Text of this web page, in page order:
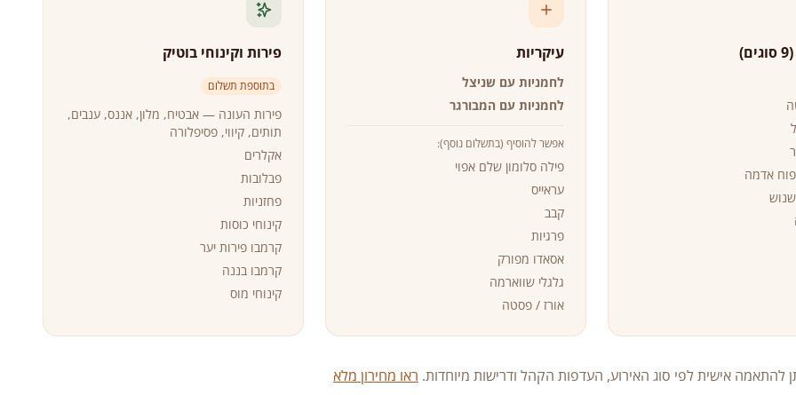
אדמה
עיקריות
לחמניות עם שניצל
לחמניות עם המבורגר
אפשר להוסיף (בתשלום נוסף):
פילה סלומון שלם אפוי
עראייס
קבב
פרגיות
אסאדו מפורק
גלגלי שווארמה
אורז / פסטה
פירות וקינוחי בוטיק
בתוספת תשלום
פירות העונה — אבטיח, מלון, אננס, ענבים,
תותים, קיווי, פסיפלורה
אקלרים
פבלובות
פחזניות
קינוחי כוסות
קרמבו פירות יער
קרמבו בננה
קינוחי מוס
להתאמה אישית לפי סוג האירוע, העדפות הקהל ודרישות מיוחדות. ראו מחירון מלא